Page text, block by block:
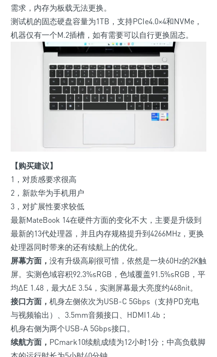
需求，内存为板载无法更换。
测试机的固态硬盘容量为1TB，支持PCIe4.0×4和NVMe，
机器仅有一个M.2插槽，如有需要可以自行更换固态。
【购买建议】
1，对质感要求很高
2，新款华为手机用户
3，对扩展性要求较低
最新MateBook 14在硬件方面的变化不大，主要是升级到
最新的13代处理器，并且内存规格提升到4266MHz，更换
处理器同时带来的还有续航上的优化。
屏幕方面， 没有升级高刷很可惜，依然是一块60Hz的2K触
屏。实测色域容积92.3%sRGB，色域覆盖91.5%sRGB，平
均ΔE 1.48，最大ΔE 3.54，实测屏幕最大亮度约468nit。
接口方面， 机身左侧依次为USB-C 5Gbps （支持PD充电
与视频输出） 、3.5mm音频接口、HDMI1.4b；
机身右侧为两个USB-A 5Gbps接口。
续航方面， PCmark10续航成绩为12小时1分；中高负载脚